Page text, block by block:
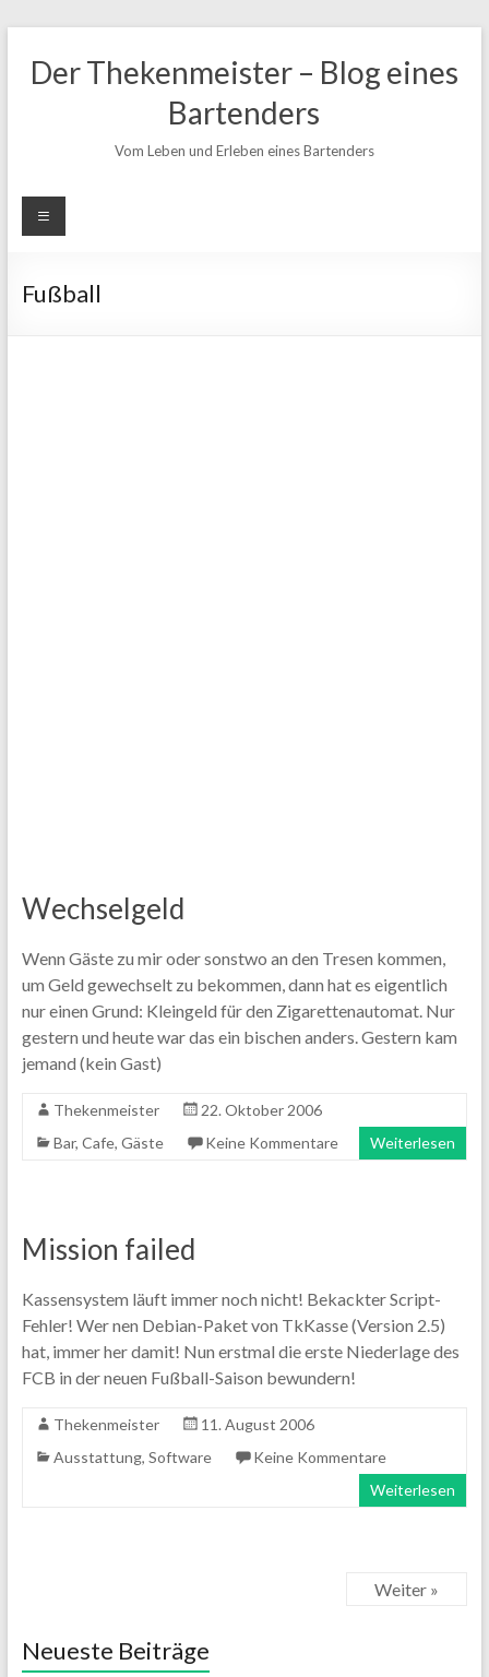
Inhalt
springen
Der Thekenmeister – Blog eines
Bartenders
Vom Leben und Erleben eines Bartenders
Fußball
Wechselgeld
Wenn Gäste zu mir oder sonstwo an den Tresen kommen,
um Geld gewechselt zu bekommen, dann hat es eigentlich
nur einen Grund: Kleingeld für den Zigarettenautomat. Nur
gestern und heute war das ein bischen anders. Gestern kam
jemand (kein Gast)
Thekenmeister
22. Oktober 2006
Bar, Cafe, Gäste Keine Kommentare Weiterlesen
Mission failed
Kassensystem läuft immer noch nicht! Bekackter Script-
Fehler! Wer nen Debian-Paket von TkKasse (Version 2.5)
hat, immer her damit! Nun erstmal die erste Niederlage des
FCB in der neuen Fußball-Saison bewundern!
Thekenmeister
11. August 2006
Ausstattung, Software
Keine Kommentare
Weiterlesen
Weiter »
Neueste Beiträge